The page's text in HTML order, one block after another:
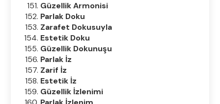
Güzellik Armonisi
Parlak Doku
Zarafet Dokusuyla
Estetik Doku
Güzellik Dokunuşu
Parlak İz
Zarif İz
Estetik İz
Güzellik İzlenimi